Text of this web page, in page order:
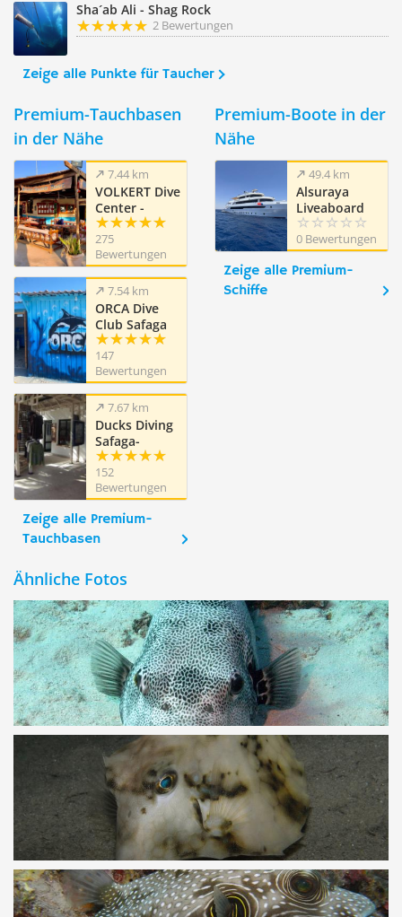
Sha´ab Ali - Shag Rock
2 Bewertungen
Zeige alle Punkte für Taucher
Premium-Tauchbasen
in der Nähe
7.44 km
VOLKERT Dive
Center -
Safaga
Ägypten
275
Bewertungen
7.54 km
ORCA Dive
Club Safaga
Amarina
Resort
147
Bewertungen
7.67 km
Ducks Diving
Safaga-
Dimensions
Bleues
152
Bewertungen
Zeige alle Premium-
Tauchbasen
Premium-Boote in der
Nähe
49.4 km
Alsuraya
Liveaboard
0 Bewertungen
Zeige alle Premium-
Schiffe
Ähnliche Fotos